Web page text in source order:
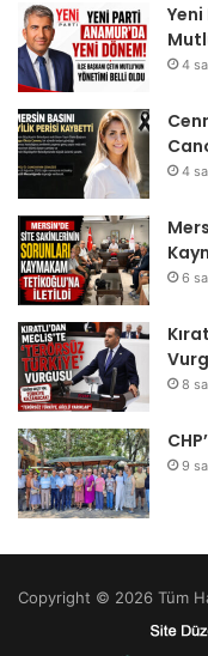
4
4
6
8
9
Copyright © 2026 Tüm